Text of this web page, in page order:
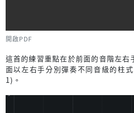
開啟PDF
這首的練習重點在於前面的音階左右
面以左右手分別彈奏不同音級的柱
1)。